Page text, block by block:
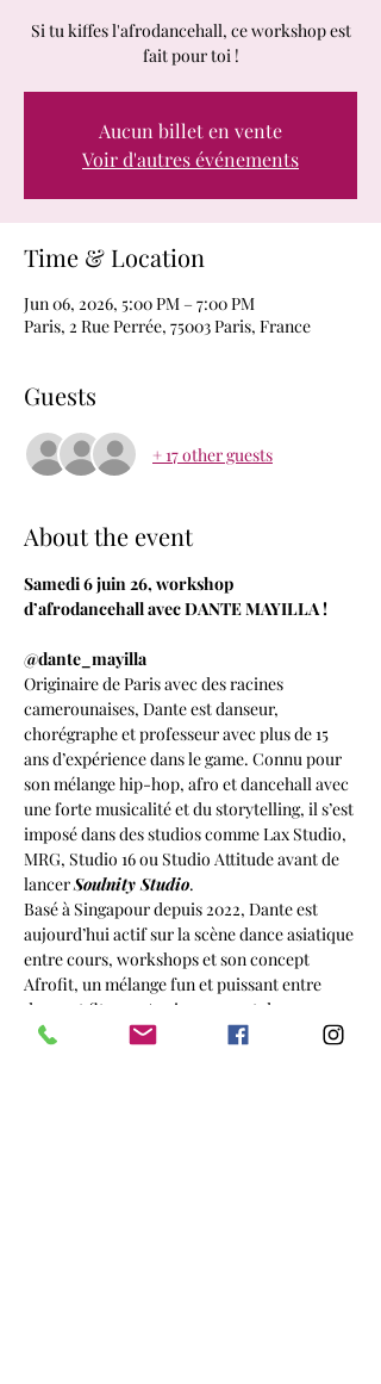
Si tu kiffes l'afrodancehall, ce workshop est
fait pour toi !
Aucun billet en vente
Voir d'autres événements
Time & Location
Jun 06, 2026, 5:00 PM – 7:00 PM
Paris, 2 Rue Perrée, 75003 Paris, France
Guests
+ 17 other guests
About the event
Samedi 6 juin 26, workshop
d’afrodancehall avec DANTE MAYILLA !
@dante_mayilla
Originaire de Paris avec des racines
camerounaises, Dante est danseur,
chorégraphe et professeur avec plus de 15
ans d’expérience dans le game. Connu pour
son mélange hip-hop, afro et dancehall avec
une forte musicalité et du storytelling, il s’est
imposé dans des studios comme Lax Studio,
MRG, Studio 16 ou Studio Attitude avant de
lancer Soulnity Studio.
Basé à Singapour depuis 2022, Dante est
aujourd’hui actif sur la scène dance asiatique
entre cours, workshops et son concept
Afrofit, un mélange fun et puissant entre
danse et fitness. Ancien gagnant de
l’émission française
La Meilleure Danse
avec